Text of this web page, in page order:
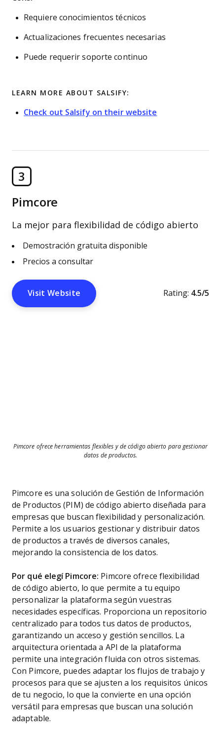
Requiere conocimientos técnicos
Actualizaciones frecuentes necesarias
Puede requerir soporte continuo
LEARN MORE ABOUT SALSIFY:
Check out Salsify on their website
3
Pimcore
La mejor para flexibilidad de código abierto
Demostración gratuita disponible
Precios a consultar
Visit Website Rating: 4.5/5
Pimcore ofrece herramientas flexibles y de código abierto para gestionar
datos de productos.
Pimcore es una solución de Gestión de Información
de Productos (PIM) de código abierto diseñada para
empresas que buscan flexibilidad y personalización.
Permite a los usuarios gestionar y distribuir datos
de productos a través de diversos canales,
mejorando la consistencia de los datos.
Por qué elegí Pimcore: Pimcore ofrece flexibilidad
de código abierto, lo que permite a tu equipo
personalizar la plataforma según vuestras
necesidades específicas. Proporciona un repositorio
centralizado para todos tus datos de productos,
garantizando un acceso y gestión sencillos. La
arquitectura orientada a API de la plataforma
permite una integración fluida con otros sistemas.
Con Pimcore, puedes adaptar los flujos de trabajo y
procesos para que se ajusten a los requisitos únicos
de tu negocio, lo que la convierte en una opción
versátil para empresas que buscan una solución
adaptable.